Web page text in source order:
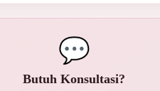
💬
Butuh Konsultasi?